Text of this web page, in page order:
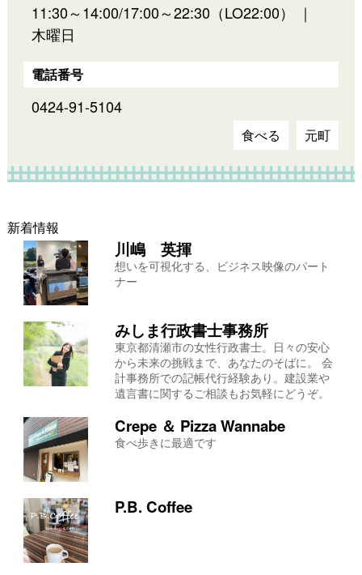
11:30～14:00/17:00～22:30（LO22:00） ｜
木曜日
電話番号
0424-91-5104
食べる 元町
新着情報
川嶋 英揮
想いを可視化する、ビジネス映像のパート
ナー
みしま行政書士事務所
東京都清瀬市の女性行政書士。日々の安心
から未来の挑戦まで、あなたのそばに。 会
計事務所での記帳代行経験あり。建設業や
遺言書に関するご相談もお気軽にどうぞ。
Crepe ＆ Pizza Wannabe
食べ歩きに最適です
P.B. Coffee